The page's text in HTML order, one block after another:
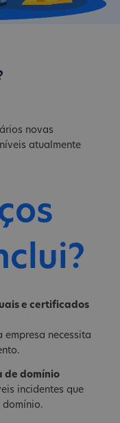
novas
atualmente
e certificados
empresa necessita
de domínio
incidentes que
domínio.